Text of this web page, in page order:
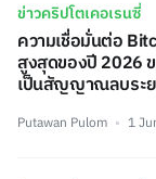
ข่าวคริปโตเคอเรนซี่
ความเชื่อมั่นต่อ
สูงสุดของปี 2026
เป็นสัญญาณลบระ
Putawan Pulom 1